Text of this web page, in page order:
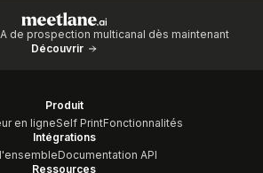
de prospection multicanal dès maintenant
Découvrir
Produit
en ligneSelf PrintFonctionnalités
Intégrations
Documentation API
Ressources